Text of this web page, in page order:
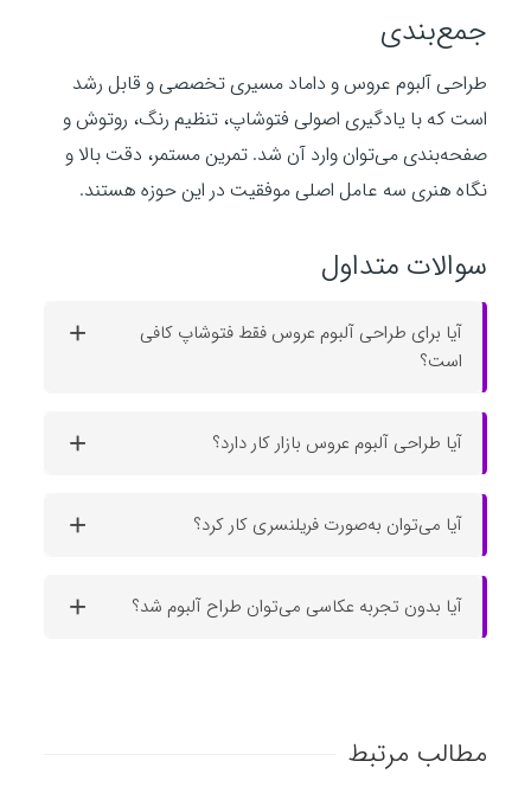
n
y
e
t
i
g
s
P
t
e
r
u
l
s
r
y
جمع‌بندی
طراحی آلبوم عروس و داماد مسیری تخصصی و قابل رشد
است که با یادگیری اصولی فتوشاپ، تنظیم رنگ، روتوش و
صفحه‌بندی می‌توان وارد آن شد. تمرین مستمر، دقت بالا و
نگاه هنری سه عامل اصلی موفقیت در این حوزه هستند.
سوالات متداول
آیا برای طراحی آلبوم عروس فقط فتوشاپ کافی
است؟
آیا طراحی آلبوم عروس بازار کار دارد؟
آیا می‌توان به‌صورت فریلنسری کار کرد؟
آیا بدون تجربه عکاسی می‌توان طراح آلبوم شد؟
مطالب مرتبط